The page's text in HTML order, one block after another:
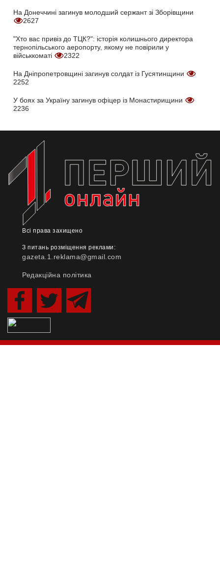
На Донеччині загинув молодший сержант зі Зборівщини
2627
"Хто вас привіз до ТЦК?": історія колишнього директора
тернопільського аеропорту, якому не повірили у
військкоматі
2322
На Дніпропетровщині загинув солдат із Гусятинщини
2252
У боях за Україну загинув офіцер із Монастирищини
2236
Всі права захищено
З питань розміщення реклами:
gazeta.1.reklama@gmail.com
Редакційна політика